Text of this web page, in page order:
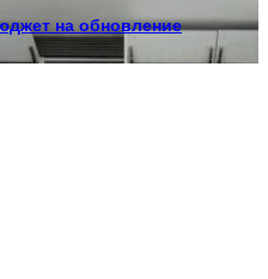
на обновление